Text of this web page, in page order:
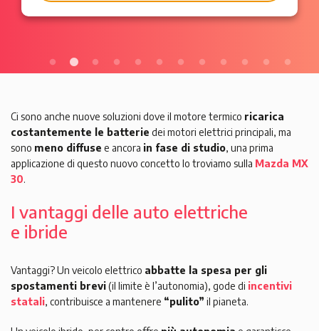
Ci sono anche nuove soluzioni dove il motore termico ricarica
costantemente le batterie dei motori elettrici principali, ma
sono meno diffuse e ancora in fase di studio, una prima
applicazione di questo nuovo concetto lo troviamo sulla Mazda MX
30.
I vantaggi delle auto elettriche
e ibride
Vantaggi? Un veicolo elettrico abbatte la spesa per gli
spostamenti brevi(il limite è l’autonomia), gode di incentivi
statali, contribuisce a mantenere “pulito” il pianeta.